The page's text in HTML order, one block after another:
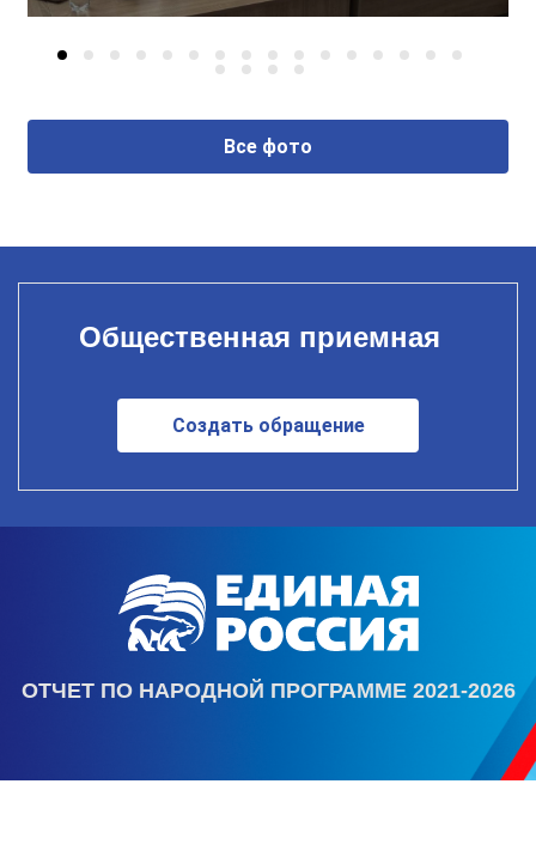
Все фото
Общественная приемная
Создать обращение
ОТЧЕТ ПО НАРОДНОЙ ПРОГРАММЕ 2021-2026